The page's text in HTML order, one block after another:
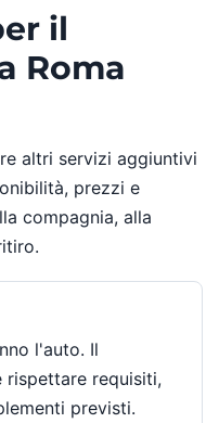
il
Roma
altri servizi aggiuntivi
prezzi e
compagnia, alla
l'auto. Il
requisiti,
previsti.